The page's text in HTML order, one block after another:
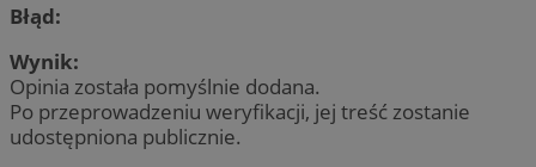
Błąd:
Wynik:
Opinia została pomyślnie dodana.
Po przeprowadzeniu weryfikacji, jej treść zostanie
udostępniona publicznie.